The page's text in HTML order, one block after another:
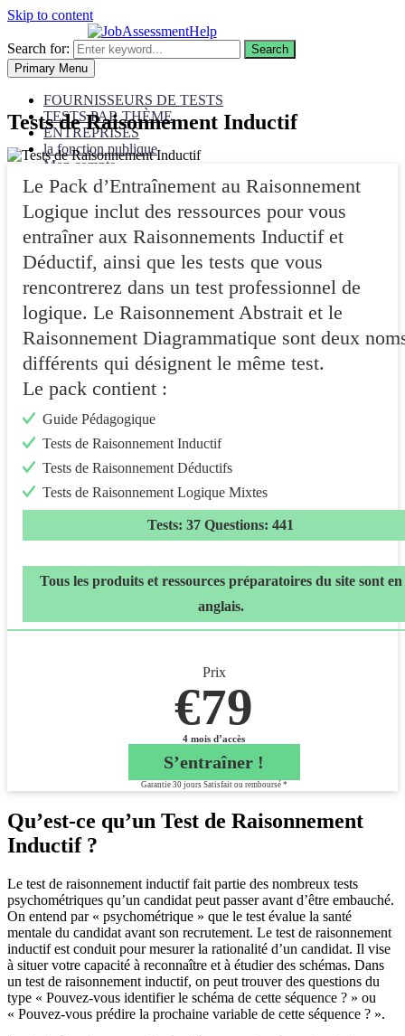
Skip to content
Search for:
Search
Primary Menu
FOURNISSEURS DE TESTS
TESTS PAR THÈME
ENTREPRISES
la fonction publique
Mon compte
Tests de Raisonnement Inductif
Le Pack d’Entraînement au Raisonnement
Logique inclut des ressources pour vous
entraîner aux Raisonnements Inductif et
Déductif, ainsi que les tests que vous
rencontrerez dans un test professionnel de
logique. Le Raisonnement Abstrait et le
Raisonnement Diagrammatique sont deux
différents qui désignent le même test.
Le pack contient :
Guide Pédagogique
Tests de Raisonnement Inductif
Tests de Raisonnement Déductifs
Tests de Raisonnement Logique Mixtes
Tests: 37 Questions: 441
Tous les produits et ressources préparatoires du site sont en
anglais.
Prix
€79
4 mois d’accès
S’entraîner !
Garantie 30 jours Satisfait ou remboursé *
Qu’est-ce qu’un Test de Raisonnement
Inductif ?
Le test de raisonnement inductif fait partie des nombreux tests
psychométriques qu’un candidat peut passer avant d’être embauché.
On entend par « psychométrique » que le test évalue la santé
mentale du candidat avant son recrutement. Le test de raisonnement
inductif est conduit pour mesurer la rationalité d’un candidat. Il vise
à situer votre capacité à reconnaître et à étudier des schémas. Dans
un test de raisonnement inductif, on peut trouver des questions du
type « Pouvez-vous identifier le schéma de cette séquence ? » ou
« Pouvez-vous prédire la prochaine variable de cette séquence ? ».